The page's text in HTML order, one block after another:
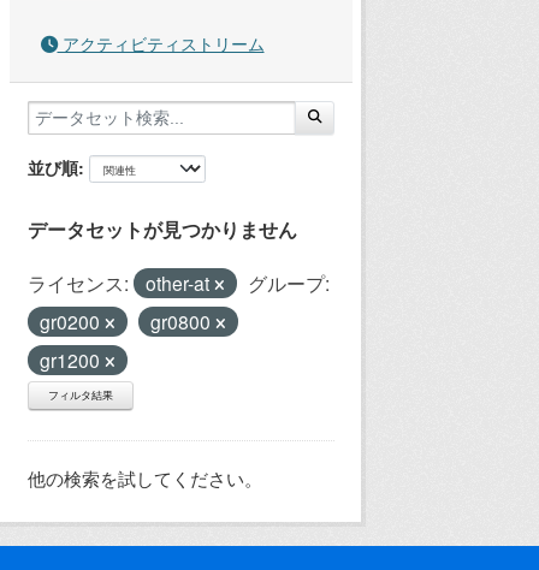
アクティビティストリーム
並び順
データセットが見つかりません
ライセンス: other-at
グループ:
gr0200
gr0800
gr1200
フィルタ結果
他の検索を試してください。